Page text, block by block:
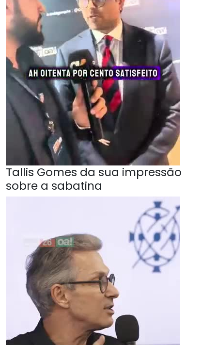
Tallis Gomes da sua impressão
sobre a sabatina